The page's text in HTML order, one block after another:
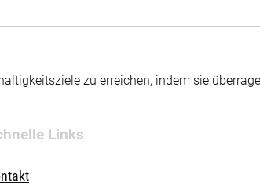
zu erreichen, indem sie
Links